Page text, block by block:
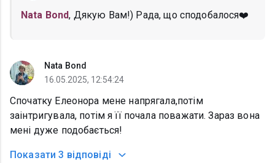
Nata Bond, Дякую Вам!) Рада, що сподобалося❤️
Nata Bond
16.05.2025, 12:54:24
Спочатку Елеонора мене напрягала,потім
заінтригувала, потім я її почала поважати. Зараз вона
мені дуже подобається!
Показати 3 відповіді